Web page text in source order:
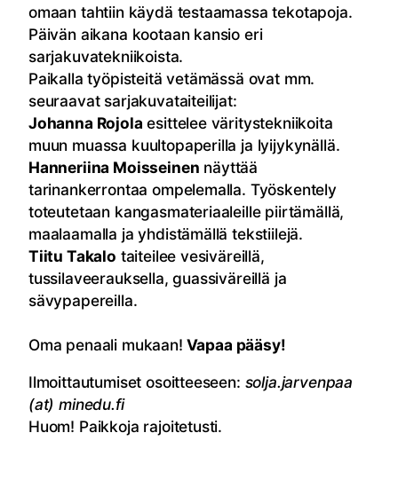
omaan tahtiin käydä testaamassa tekotapoja.
Päivän aikana kootaan kansio eri
sarjakuvatekniikoista.
Paikalla työpisteitä vetämässä ovat mm.
seuraavat sarjakuvataiteilijat:
Johanna Rojola esittelee väritystekniikoita
muun muassa kuultopaperilla ja lyijykynällä.
Hanneriina Moisseinen näyttää
tarinankerrontaa ompelemalla. Työskentely
toteutetaan kangasmateriaaleille piirtämällä,
maalaamalla ja yhdistämällä tekstiilejä.
Tiitu Takalo taiteilee vesiväreillä,
tussilaveerauksella, guassiväreillä ja
sävypapereilla.
Oma penaali mukaan! Vapaa pääsy!
Ilmoittautumiset osoitteeseen: solja.jarvenpaa
(at) minedu.fi
Huom! Paikkoja rajoitetusti.